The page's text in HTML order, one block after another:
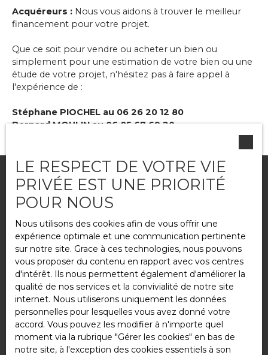
Acquéreurs : Nous vous aidons à trouver le meilleur
financement pour votre projet.
Que ce soit pour vendre ou acheter un bien ou
simplement pour une estimation de votre bien ou une
étude de votre projet, n'hésitez pas à faire appel à
l'expérience de :
Stéphane PIOCHEL au 06 26 20 12 80
Bernard MOULIN au 06 85 67 69 20
Agence RCI Retournac
1 avenue de la gare - 43130 RETOURNAC
04 71 65 20 61
Nous contacter
Agence RCI Vorey sur Arzon
Rue Louis Jouvet - 43800 VOREY Sur ARZON
LE RESPECT DE VOTRE VIE
PRIVÉE EST UNE PRIORITÉ
POUR NOUS
Nous utilisons des cookies afin de vous offrir une
expérience optimale et une communication pertinente
sur notre site. Grace à ces technologies, nous pouvons
vous proposer du contenu en rapport avec vos centres
d'intérêt. Ils nous permettent également d'améliorer la
qualité de nos services et la convivialité de notre site
internet. Nous utiliserons uniquement les données
personnelles pour lesquelles vous avez donné votre
accord. Vous pouvez les modifier à n'importe quel
moment via la rubrique ″Gérer les cookies″ en bas de
notre site, à l'exception des cookies essentiels à son